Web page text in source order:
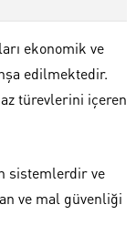
ekonomik ve
edilmektedir.
türevlerini içeren
sistemlerdir ve
ve mal güvenliği